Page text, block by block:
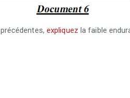
expliquez la faible